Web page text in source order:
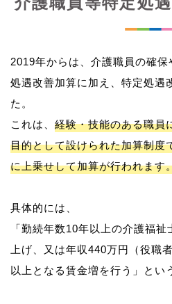
2019年からは、介護職員の確保
処遇改善加算に加え、特定処遇
た。
これは、 経験・技能のある職員
目的として設けられた加算制度
に上乗せして加算が行われます
具体的には、
「勤続年数10年以上の介護福
上げ、又は年収440万円（役職